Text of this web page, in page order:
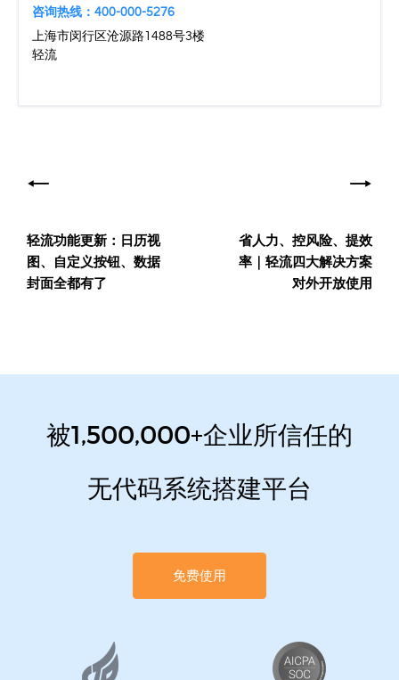
咨询热线：400-000-5276
上海市闵行区沧源路1488号3楼
轻流
章
导
航轻流功能更新：日历视
图、自定义按钮、数据
封面全都有了
省人力、控风险、提效
率｜轻流四大解决方案
对外开放使用
被1,500,000+企业所信任的
无代码系统搭建平台
免费使用